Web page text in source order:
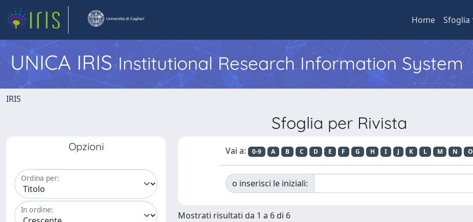
Home Sfoglia
UNICA IRISInstitutional Research Information System
IRIS
Sfoglia per Rivista
Opzioni
Ordina per:
In ordine:
Vai a: 0-9 A B C D E F G H I J K L M N O
o inserisci le iniziali:
Mostrati risultati da 1 a 6 di 6